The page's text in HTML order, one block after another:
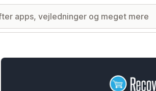
Galleri med udvalgte billeder